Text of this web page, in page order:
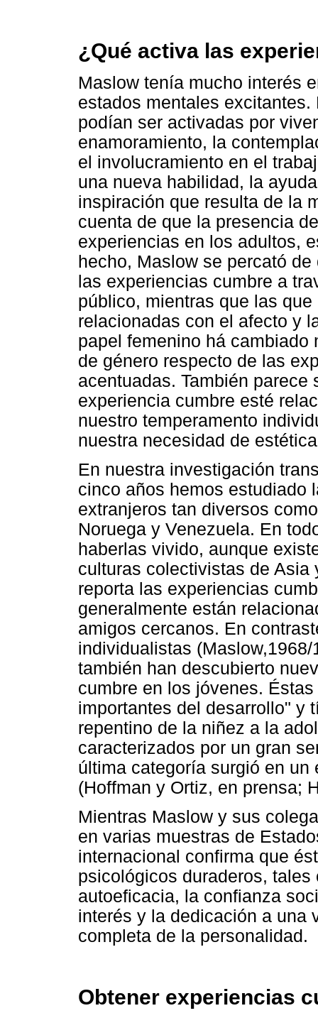
¿Qué activa las
Maslow tenía mucho interés
estados mentales
podían ser activadas por
enamoramiento, la
el involucramiento en el
una nueva habilidad, la
inspiración que resulta de la
cuenta de que la presencia
experiencias en los adultos,
hecho, Maslow se percató
las experiencias cumbre a
público, mientras que las
relacionadas con el afecto y
papel femenino há
de género respecto de las
acentuadas. También
experiencia cumbre esté
nuestro temperamento
nuestra necesidad de
En nuestra investigación
cinco años hemos estudiado
extranjeros tan diversos
Noruega y Venezuela. En
haberlas vivido, aunque
culturas colectivistas de
reporta las experiencias
generalmente están
amigos cercanos. En
individualistas
también han descubierto
cumbre en los jóvenes.
importantes del desarrollo" y
repentino de la niñez a la
caracterizados por un gran
última categoría surgió en
(Hoffman y Ortiz, en prensa;
Mientras Maslow y sus
en varias muestras de
internacional confirma que
psicológicos duraderos,
autoeficacia, la confianza
interés y la dedicación a una
completa de la personalidad.
Obtener experiencias